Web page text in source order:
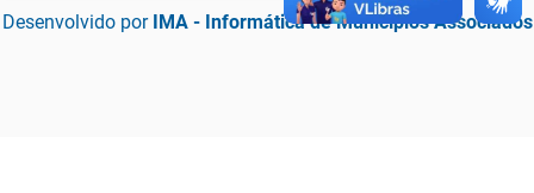
Desenvolvido por IMA - Informática de Municípios Associados